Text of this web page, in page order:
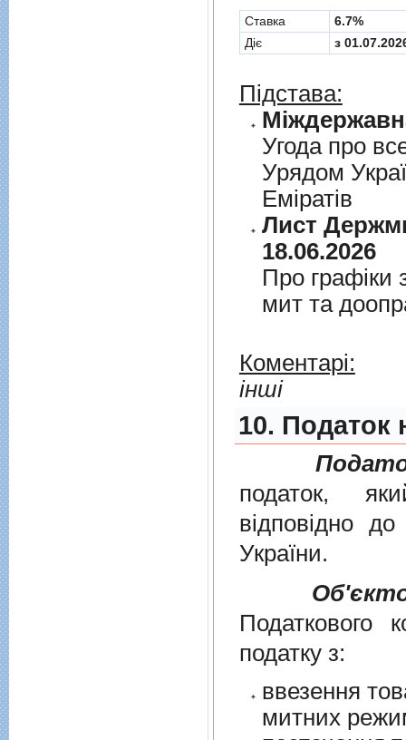
Cтавка
6.7%
Діє
з
Підстава:
Угода про
Урядом
Емiратiв
Лист
18.06.2026
Про графiки
мит та
Коментарі:
інші
10. Податок
податок,
вiдповiдно
України.
Податкового
податку з:
ввезення
митних